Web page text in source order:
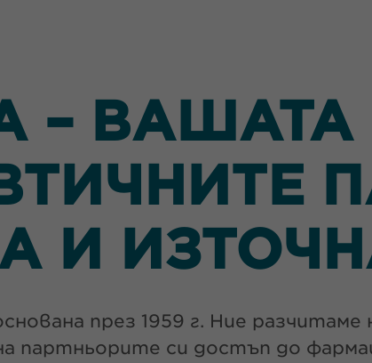
– ВАШАТА
И
през 1959 г. Ние
партньорите си достъп до